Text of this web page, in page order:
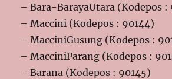
– Bara-BarayaUtara (Kodepos :
– Maccini (Kodepos : 90144)
– MacciniGusung (Kodepos :
– MacciniParang (Kodepos :
– Barana (Kodepos : 90145)